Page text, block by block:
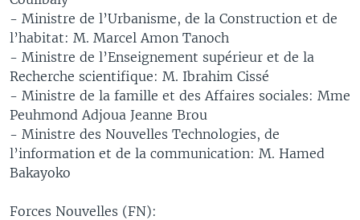
- Ministre de l’Urbanisme, de la Construction et de
l’habitat: M. Marcel Amon Tanoch
- Ministre de l’Enseignement supérieur et de la
Recherche scientifique: M. Ibrahim Cissé
- Ministre de la famille et des Affaires sociales: Mme
Peuhmond Adjoua Jeanne Brou
- Ministre des Nouvelles Technologies, de
l’information et de la communication: M. Hamed
Bakayoko
Forces Nouvelles (FN):